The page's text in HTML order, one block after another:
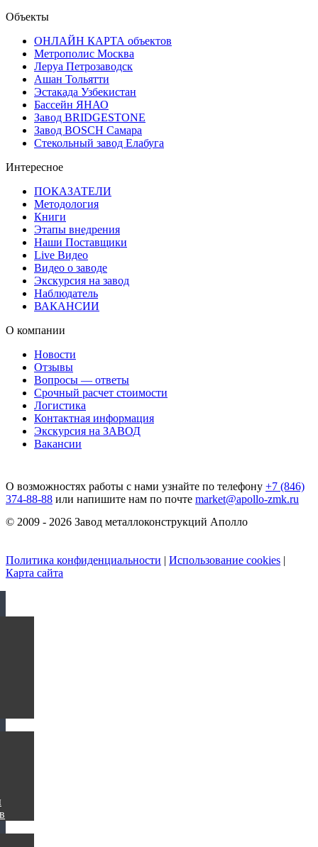
Объекты
ОНЛАЙН КАРТА объектов
Метрополис Москва
Леруа Петрозаводск
Ашан Тольятти
Эстакада Узбекистан
Бассейн ЯНАО
Завод BRIDGESTONE
Завод BOSCH Самара
Стекольный завод Елабуга
Интересное
ПОКАЗАТЕЛИ
Методология
Книги
Этапы внедрения
Наши Поставщики
Live Видео
Видео о заводе
Экскурсия на завод
Наблюдатель
ВАКАНСИИ
О компании
Новости
Отзывы
Вопросы — ответы
Срочный расчет стоимости
Логистика
Контактная информация
Экскурсия на ЗАВОД
Вакансии
О возможностях работы с нами узнайте по телефону +7 (846)
374-88-88 или напишите нам по почте market@apollo-zmk.ru
© 2009 - 2026 Завод металлоконструкций Аполло
Политика конфиденциальности Использование cookies
Карта сайта